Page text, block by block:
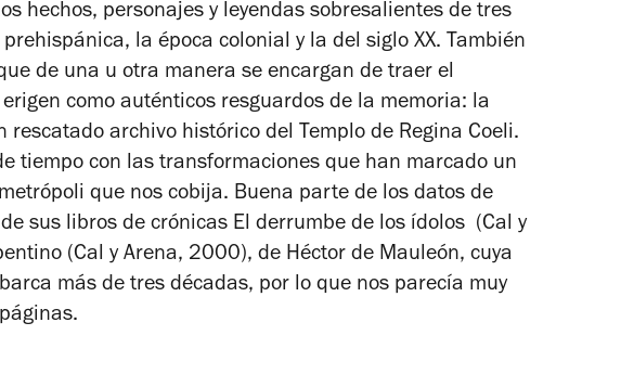
hechos, personajes y leyendas sobresalientes de tres
la época colonial y la del siglo XX. También
de una u otra manera se encargan de traer el
como auténticos resguardos de la memoria: la
rescatado archivo histórico del Templo de Regina Coeli.
tiempo con las transformaciones que han marcado un
que nos cobija. Buena parte de los datos de
sus libros de crónicas El derrumbe de los ídolos (Cal y
(Cal y Arena, 2000), de Héctor de Mauleón, cuya
más de tres décadas, por lo que nos parecía muy